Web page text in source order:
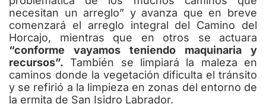
necesitan un arreglo” y avanza que en breve
comenzará el arreglo integral del Camino del
Horcajo, mientras que en otros se actuara
“conforme vayamos teniendo maquinaria y
recursos”. También se limpiará la maleza en
caminos donde la vegetación dificulta el tránsito
y se refirió a la limpieza en zonas del entorno de
la ermita de San Isidro Labrador.